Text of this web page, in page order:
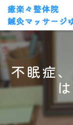
不眠症